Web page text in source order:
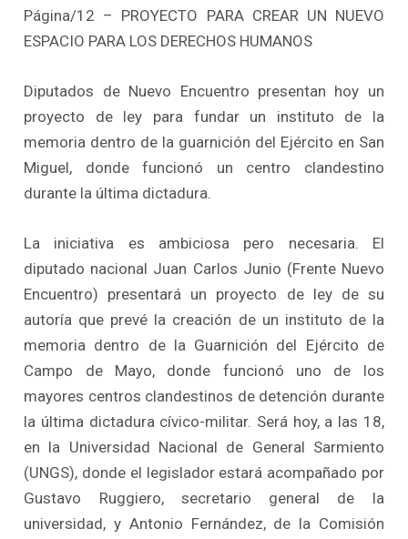
Página/12 – PROYECTO PARA CREAR UN NUEVO
ESPACIO PARA LOS DERECHOS HUMANOS
Diputados de Nuevo Encuentro presentan hoy un
proyecto de ley para fundar un instituto de la
memoria dentro de la guarnición del Ejército en San
Miguel, donde funcionó un centro clandestino
durante la última dictadura.
La iniciativa es ambiciosa pero necesaria. El
diputado nacional Juan Carlos Junio (Frente Nuevo
Encuentro) presentará un proyecto de ley de su
autoría que prevé la creación de un instituto de la
memoria dentro de la Guarnición del Ejército de
Campo de Mayo, donde funcionó uno de los
mayores centros clandestinos de detención durante
la última dictadura cívico-militar. Será hoy, a las 18,
en la Universidad Nacional de General Sarmiento
(UNGS), donde el legislador estará acompañado por
Gustavo Ruggiero, secretario general de la
universidad, y Antonio Fernández, de la Comisión